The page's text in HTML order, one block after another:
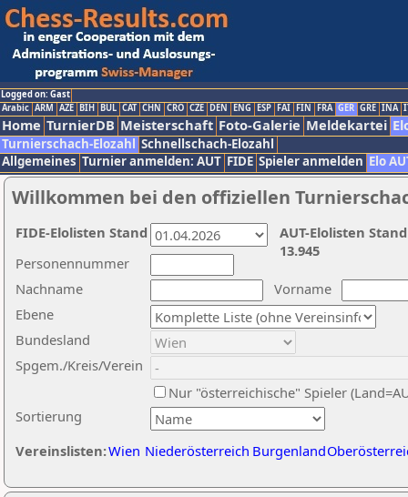
Logged on: Gast
Arabic ARM AZE BIH BUL CAT CHN CRO CZE DEN ENG ESP FAI FIN FRA GER GRE INA
Home TurnierDB Meisterschaft Foto-Galerie Meldekartei
Turnierschach-Elozahl Schnellschach-Elozahl
Allgemeines Turnier anmelden: AUT FIDE Spieler anmelden Elo
Willkommen bei den offiziellen
Nachname
Vorname
Ebene
Sortierung
Personennummer
Bundesland
Spgem./Kreis/Verein
Nur "österreichische" Spieler
Vereinslisten:Wien Niederösterreich Burgenland
AUT-Elolisten
13.945
FIDE-Elolisten Stand